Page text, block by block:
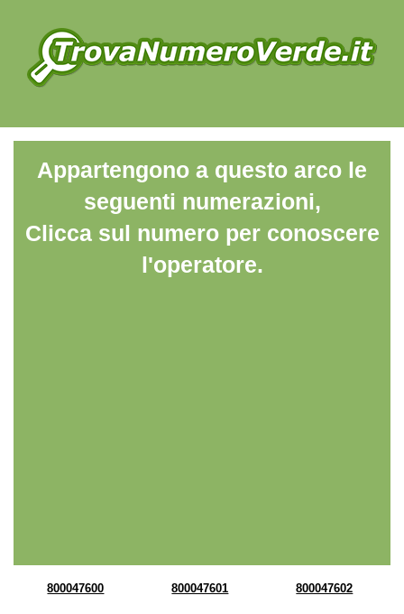
Appartengono a questo arco le
seguenti numerazioni,
Clicca sul numero per conoscere
l'operatore.
800047600 800047601 800047602